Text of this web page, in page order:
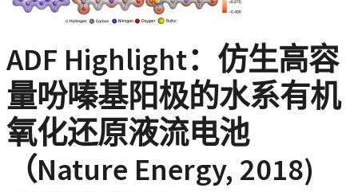
ADF Highlight：仿生高容
量吩嗪基阳极的水系有机
氧化还原液流电池
（Nature Energy, 2018)